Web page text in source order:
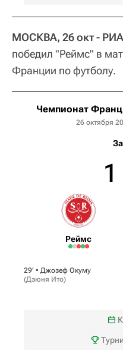
МОСКВА, 26 окт -
победил "Реймс" в
Франции по футболу.
Чемпионат
26 октября
Реймс
1
29‎’‎ • Джозеф Окуму
(Дзюня Ито)